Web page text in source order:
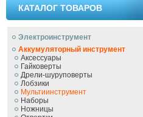
КАТАЛОГ ТОВАРОВ
Электроинструмент
Аккумуляторный инструмент
Аксессуары
Гайковерты
Дрели-шуруповерты
Лобзики
Мультиинструмент
Наборы
Ножницы